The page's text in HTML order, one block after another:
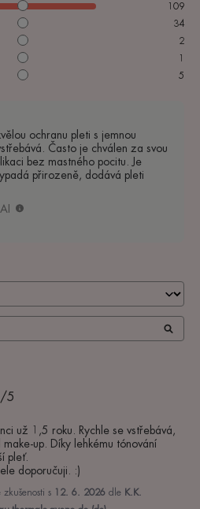
109
34
2
1
5
ochranu pleti s jemnou
Často je chválen za svou
bez mastného pocitu. Je
přirozeně, dodává pleti
/5
už 1,5 roku. Rychle se vstřebává,
up. Díky lehkému tónování
pleť.
doporučuji. :)
s 12. 6. 2026 dle K.K.